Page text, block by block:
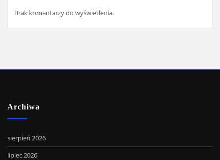
Brak komentarzy do wyświetlenia.
Archiwa
sierpień 2026
lipiec 2026